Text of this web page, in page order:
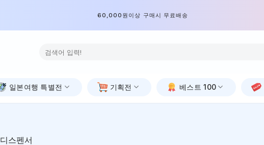
60,000원이상 구매시 무료배송
색:
일본여행 특별전 기획전 베스트 100
디스펜서